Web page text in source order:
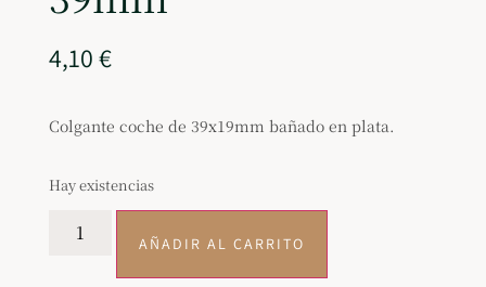
4,10€
Colgante coche de 39x19mm bañado en plata.
Hay existencias
AÑADIR AL CARRITO